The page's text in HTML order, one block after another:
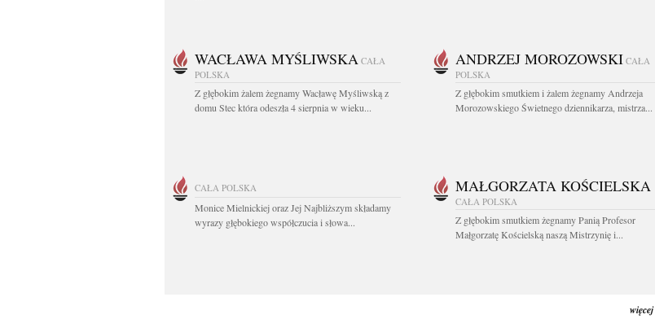
WACŁAWA MYŚLIWSKA CAŁA
POLSKA
Z głębokim żalem żegnamy Wacławę Myśliwską z
domu Stec która odeszła 4 sierpnia w wieku...
ANDRZEJ MOROZOWSKI CAŁA
POLSKA
Z głębokim smutkiem i żalem żegnamy Andrzeja
Morozowskiego Świetnego dziennikarza, mistrza...
CAŁA POLSKA
Monice Mielnickiej oraz Jej Najbliższym składamy
wyrazy głębokiego współczucia i słowa...
MAŁGORZATA KOŚCIELSKA
CAŁA POLSKA
Z głębokim smutkiem żegnamy Panią Profesor
Małgorzatę Kościelską naszą Mistrzynię i...
więcej